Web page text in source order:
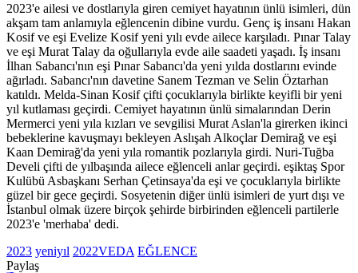
2023'e ailesi ve dostlarıyla giren cemiyet hayatının ünlü isimleri, dün
akşam tam anlamıyla eğlencenin dibine vurdu. Genç iş insanı Hakan
Kosif ve eşi Evelize Kosif yeni yılı evde ailece karşıladı. Pınar Talay
ve eşi Murat Talay da oğullarıyla evde aile saadeti yaşadı. İş insanı
İlhan Sabancı'nın eşi Pınar Sabancı'da yeni yılda dostlarını evinde
ağırladı. Sabancı'nın davetine Sanem Tezman ve Selin Öztarhan
katıldı. Melda-Sinan Kosif çifti çocuklarıyla birlikte keyifli bir yeni
yıl kutlaması geçirdi. Cemiyet hayatının ünlü simalarından Derin
Mermerci yeni yıla kızları ve sevgilisi Murat Aslan'la girerken ikinci
bebeklerine kavuşmayı bekleyen Aslışah Alkoçlar Demirağ ve eşi
Kaan Demirağ'da yeni yıla romantik pozlarıyla girdi. Nuri-Tuğba
Develi çifti de yılbaşında ailece eğlenceli anlar geçirdi. eşiktaş Spor
Kulübü Asbaşkanı Serhan Çetinsaya'da eşi ve çocuklarıyla birlikte
güzel bir gece geçirdi. Sosyetenin diğer ünlü isimleri de yurt dışı ve
İstanbul olmak üzere birçok şehirde birbirinden eğlenceli partilerle
2023'e 'merhaba' dedi.
2023 yeniyıl 2022VEDA EĞLENCE
Paylaş